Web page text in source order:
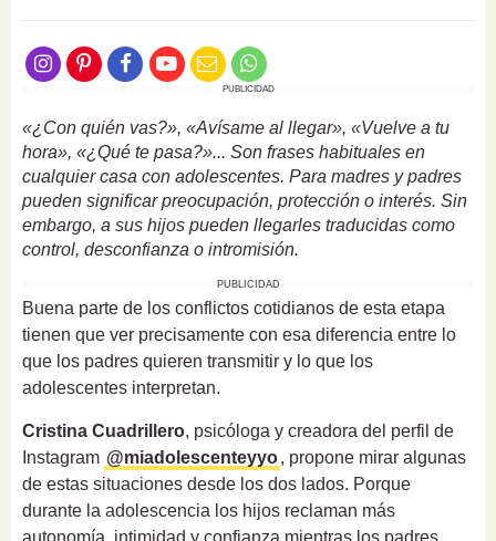
PUBLICIDAD
«¿Con quién vas?», «Avísame al llegar», «Vuelve a tu
hora», «¿Qué te pasa?»... Son frases habituales en
cualquier casa con adolescentes. Para madres y padres
pueden significar preocupación, protección o interés. Sin
embargo, a sus hijos pueden llegarles traducidas como
control, desconfianza o intromisión.
PUBLICIDAD
Buena parte de los conflictos cotidianos de esta etapa
tienen que ver precisamente con esa diferencia entre lo
que los padres quieren transmitir y lo que los
adolescentes interpretan.
Cristina Cuadrillero, psicóloga y creadora del perfil de
Instagram @miadolescenteyyo, propone mirar algunas
de estas situaciones desde los dos lados. Porque
durante la adolescencia los hijos reclaman más
autonomía, intimidad y confianza mientras los padres